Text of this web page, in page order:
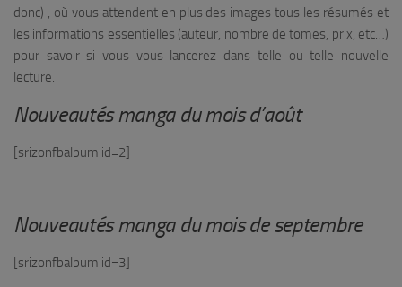
donc) , où vous attendent en plus des images tous les résumés et
les informations essentielles (auteur, nombre de tomes, prix, etc…)
pour savoir si vous vous lancerez dans telle ou telle nouvelle
lecture.
Nouveautés manga du mois d’août
[srizonfbalbum id=2]
Nouveautés manga du mois de septembre
[srizonfbalbum id=3]